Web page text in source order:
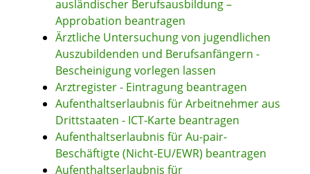
ausländischer Berufsausbildung –
Approbation beantragen
Ärztliche Untersuchung von jugendlichen
Auszubildenden und Berufsanfängern -
Bescheinigung vorlegen lassen
Arztregister - Eintragung beantragen
Aufenthaltserlaubnis für Arbeitnehmer aus
Drittstaaten - ICT-Karte beantragen
Aufenthaltserlaubnis für Au-pair-
Beschäftigte (Nicht-EU/EWR) beantragen
Aufenthaltserlaubnis für